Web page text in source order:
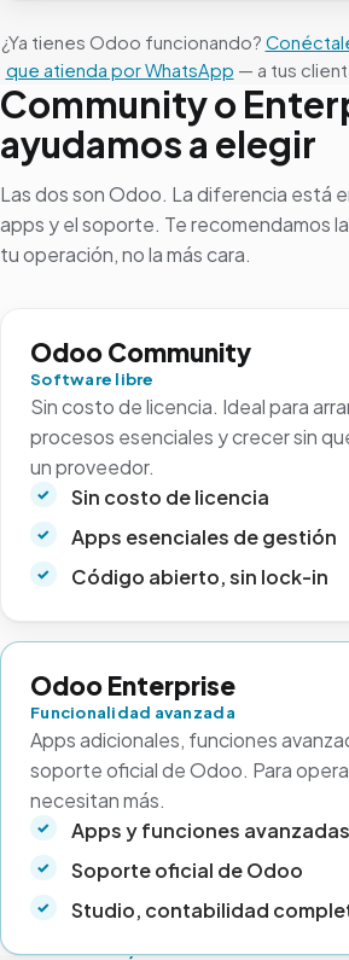
¿Ya tienes Odoo funcionando?
que atienda por WhatsApp — a tus
Community o
ayudamos a elegir
Las dos son Odoo. La diferencia está
apps y el soporte. Te recomendamos
tu operación, no la más cara.
Odoo Community
Software libre
Sin costo de licencia. Ideal para
procesos esenciales y crecer sin
un proveedor.
Sin costo de licencia
Apps esenciales de gestión
Código abierto, sin lock-in
Odoo Enterprise
Funcionalidad avanzada
Apps adicionales, funciones
soporte oficial de Odoo. Para
necesitan más.
Apps y funciones avanzadas
Soporte oficial de Odoo
Studio, contabilidad